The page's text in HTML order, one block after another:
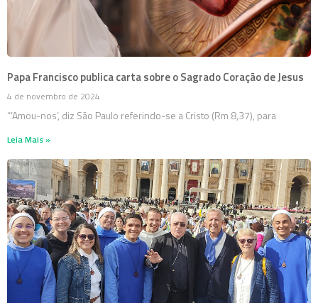
Papa Francisco publica carta sobre o Sagrado Coração de Jesus
4 de novembro de 2024
“’Amou-nos’, diz São Paulo referindo-se a Cristo (Rm 8,37), para
Leia Mais »